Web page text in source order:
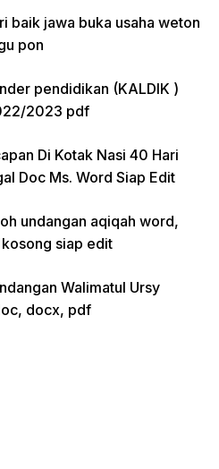
baik jawa buka usaha weton
pon
pendidikan (KALDIK )
2023 pdf
Di Kotak Nasi 40 Hari
Doc Ms. Word Siap Edit
undangan aqiqah word,
siap edit
Walimatul Ursy
docx, pdf